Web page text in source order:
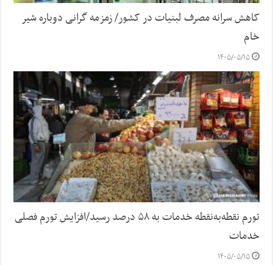
کاهش سرانه مصرف لبنیات در کشور/ زمزمه گرانی دوباره شیر
خام
۱۴۰۵/۰۵/۱۵
تورم نقطه‌به‌نقطه خدمات به ۵۸ درصد رسید/افزایش تورم فصلی
خدمات
۱۴۰۵/۰۵/۱۵